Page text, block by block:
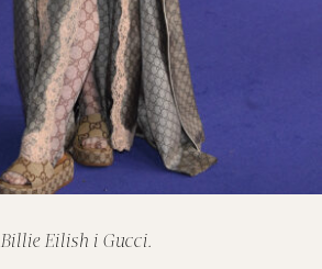
Billie Eilish i Gucci.